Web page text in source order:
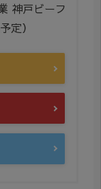
神戸ビーフ
定）